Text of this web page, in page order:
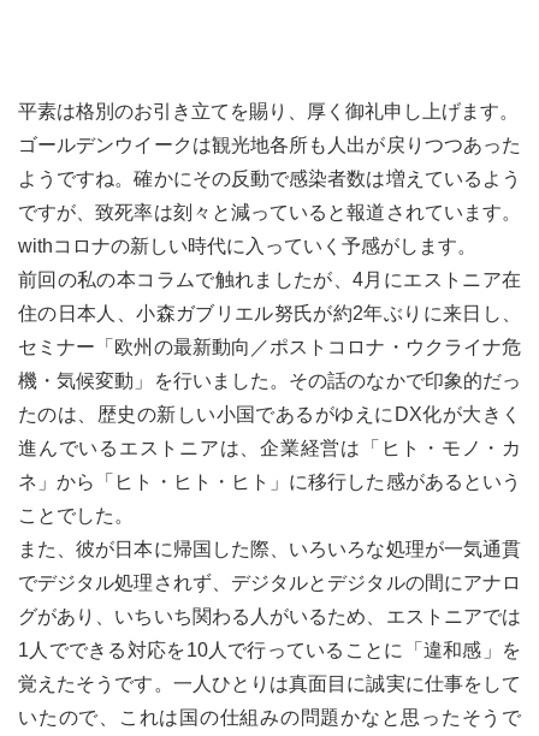
平素は格別のお引き立てを賜り、厚く御礼申し上げます。
ゴールデンウイークは観光地各所も人出が戻りつつあった
ようですね。確かにその反動で感染者数は増えているよう
ですが、致死率は刻々と減っていると報道されています。
withコロナの新しい時代に入っていく予感がします。
前回の私の本コラムで触れましたが、4月にエストニア在
住の日本人、小森ガブリエル努氏が約2年ぶりに来日し、
セミナー「欧州の最新動向／ポストコロナ・ウクライナ危
機・気候変動」を行いました。その話のなかで印象的だっ
たのは、歴史の新しい小国であるがゆえにDX化が大きく
進んでいるエストニアは、企業経営は「ヒト・モノ・カ
ネ」から「ヒト・ヒト・ヒト」に移行した感があるという
ことでした。
また、彼が日本に帰国した際、いろいろな処理が一気通貫
でデジタル処理されず、デジタルとデジタルの間にアナロ
グがあり、いちいち関わる人がいるため、エストニアでは
1人でできる対応を10人で行っていることに「違和感」を
覚えたそうです。一人ひとりは真面目に誠実に仕事をして
いたので、これは国の仕組みの問題かなと思ったそうで